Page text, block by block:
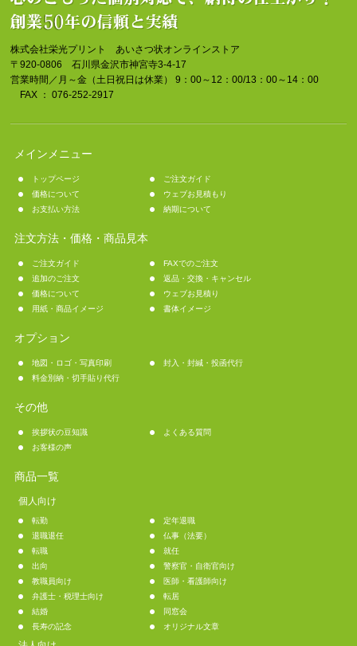
株式会社栄光プリント あいさつ状オンラインストア
〒920-0806 石川県金沢市神宮寺3-4-17
営業時間／月～金（土日祝日は休業） 9：00～12：00/13：00～14：00
FAX ： 076-252-2917
メインメニュー
トップページ
ご注文ガイド
価格について
ウェブお見積もり
お支払い方法
納期について
注文方法・価格・商品見本
ご注文ガイド
FAXでのご注文
追加のご注文
返品・交換・キャンセル
価格について
ウェブお見積り
用紙・商品イメージ
書体イメージ
オプション
地図・ロゴ・写真印刷
封入・封緘・投函代行
料金別納・切手貼り代行
その他
挨拶状の豆知識
よくある質問
お客様の声
商品一覧
個人向け
転勤
定年退職
退職退任
仏事（法要）
転職
就任
出向
警察官・自衛官向け
教職員向け
医師・看護師向け
弁護士・税理士向け
転居
結婚
同窓会
長寿の記念
オリジナル文章